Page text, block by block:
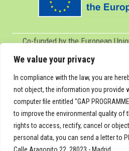
We value your privacy
In compliance with the law, you are
not object, the information you provide
computer file entitled "GAP
to improve the environmental quality of
rights to access, rectify, cancel or
personal data, you can send a letter to
Co-funded by the European
expressed are however those of
not necessarily reflect those of
Servicio Español para la
Educación (SEPIE). Neither the
can be held